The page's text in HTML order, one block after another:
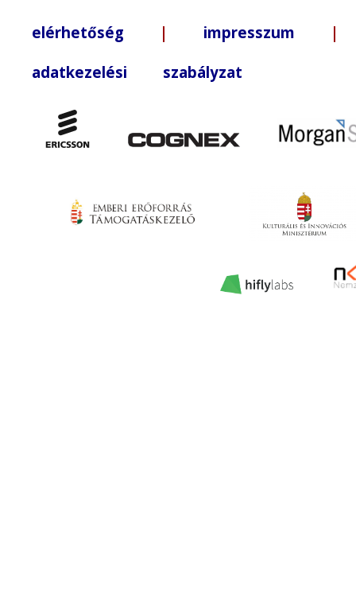
elérhetőség | impresszum |
adatkezelési szabályzat